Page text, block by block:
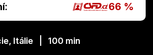
66 %
Itálie | 100 min